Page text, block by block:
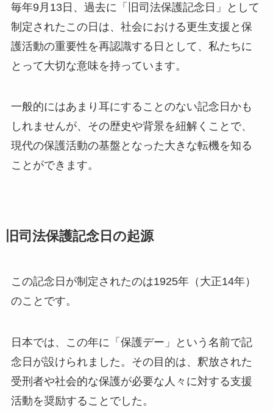
毎年9月13日、過去に「旧司法保護記念日」として
制定されたこの日は、社会における更生支援と保
護活動の重要性を再認識する日として、私たちに
とって大切な意味を持っています。
一般的にはあまり耳にすることのない記念日かも
しれませんが、その歴史や背景を紐解くことで、
現代の保護活動の基盤となった大きな転機を知る
ことができます。
旧司法保護記念日の起源
この記念日が制定されたのは1925年（大正14年）
のことです。
日本では、この年に「保護デー」という名前で記
念日が設けられました。その目的は、釈放された
受刑者や社会的な保護が必要な人々に対する支援
活動を奨励することでした。